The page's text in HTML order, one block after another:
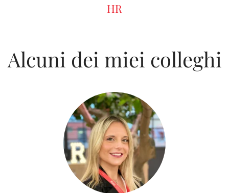
HR
Alcuni dei miei colleghi